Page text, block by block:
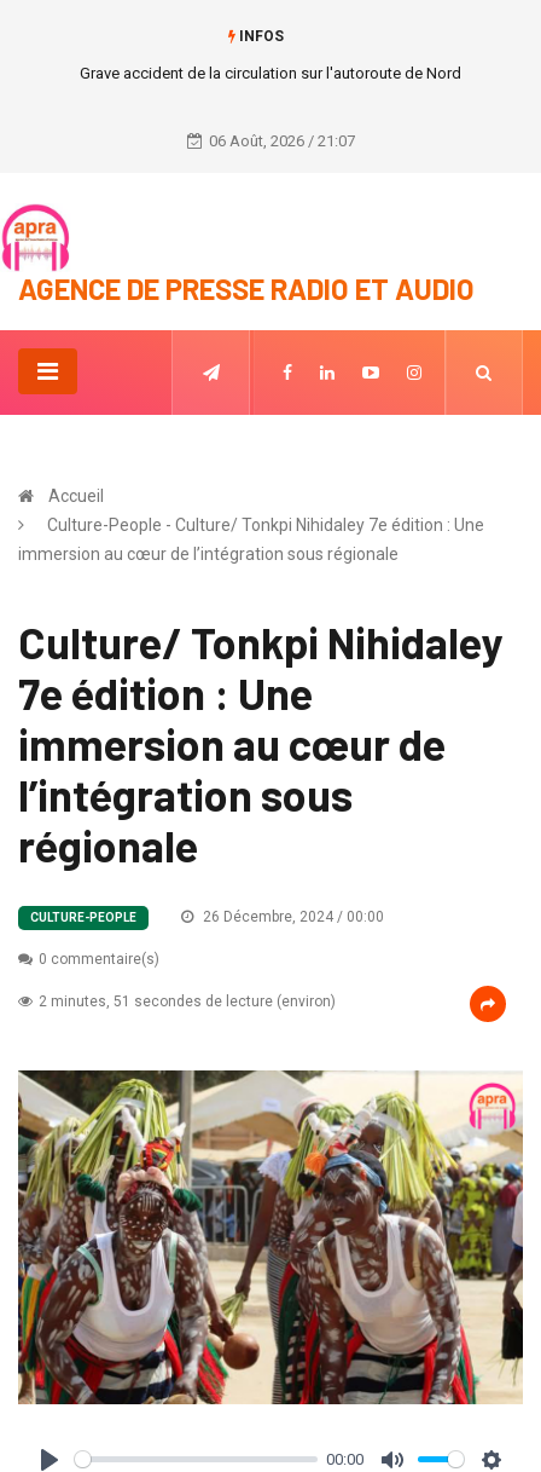
INFOS
Grave accident de la circulation sur l'autoroute de Nord
06 Août, 2026 / 21:07
AGENCE DE PRESSE RADIO ET AUDIO
Accueil
Culture-People - Culture/ Tonkpi Nihidaley 7e édition : Une
immersion au cœur de l’intégration sous régionale
Culture/ Tonkpi Nihidaley
7e édition : Une
immersion au cœur de
l’intégration sous
régionale
CULTURE-PEOPLE 26 Décembre, 2024 / 00:00
0 commentaire(s)
2 minutes, 51 secondes de lecture (environ)
00:00